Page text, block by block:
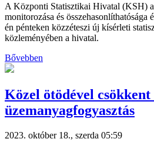
A Központi Statisztikai Hivatal (KSH)
monitorozása és összehasonlíthatósága
én pénteken közzéteszi új kísérleti
közleményében a hivatal.
Bővebben
Közel ötödével csökkent
üzemanyagfogyasztás
2023. október 18., szerda 05:59